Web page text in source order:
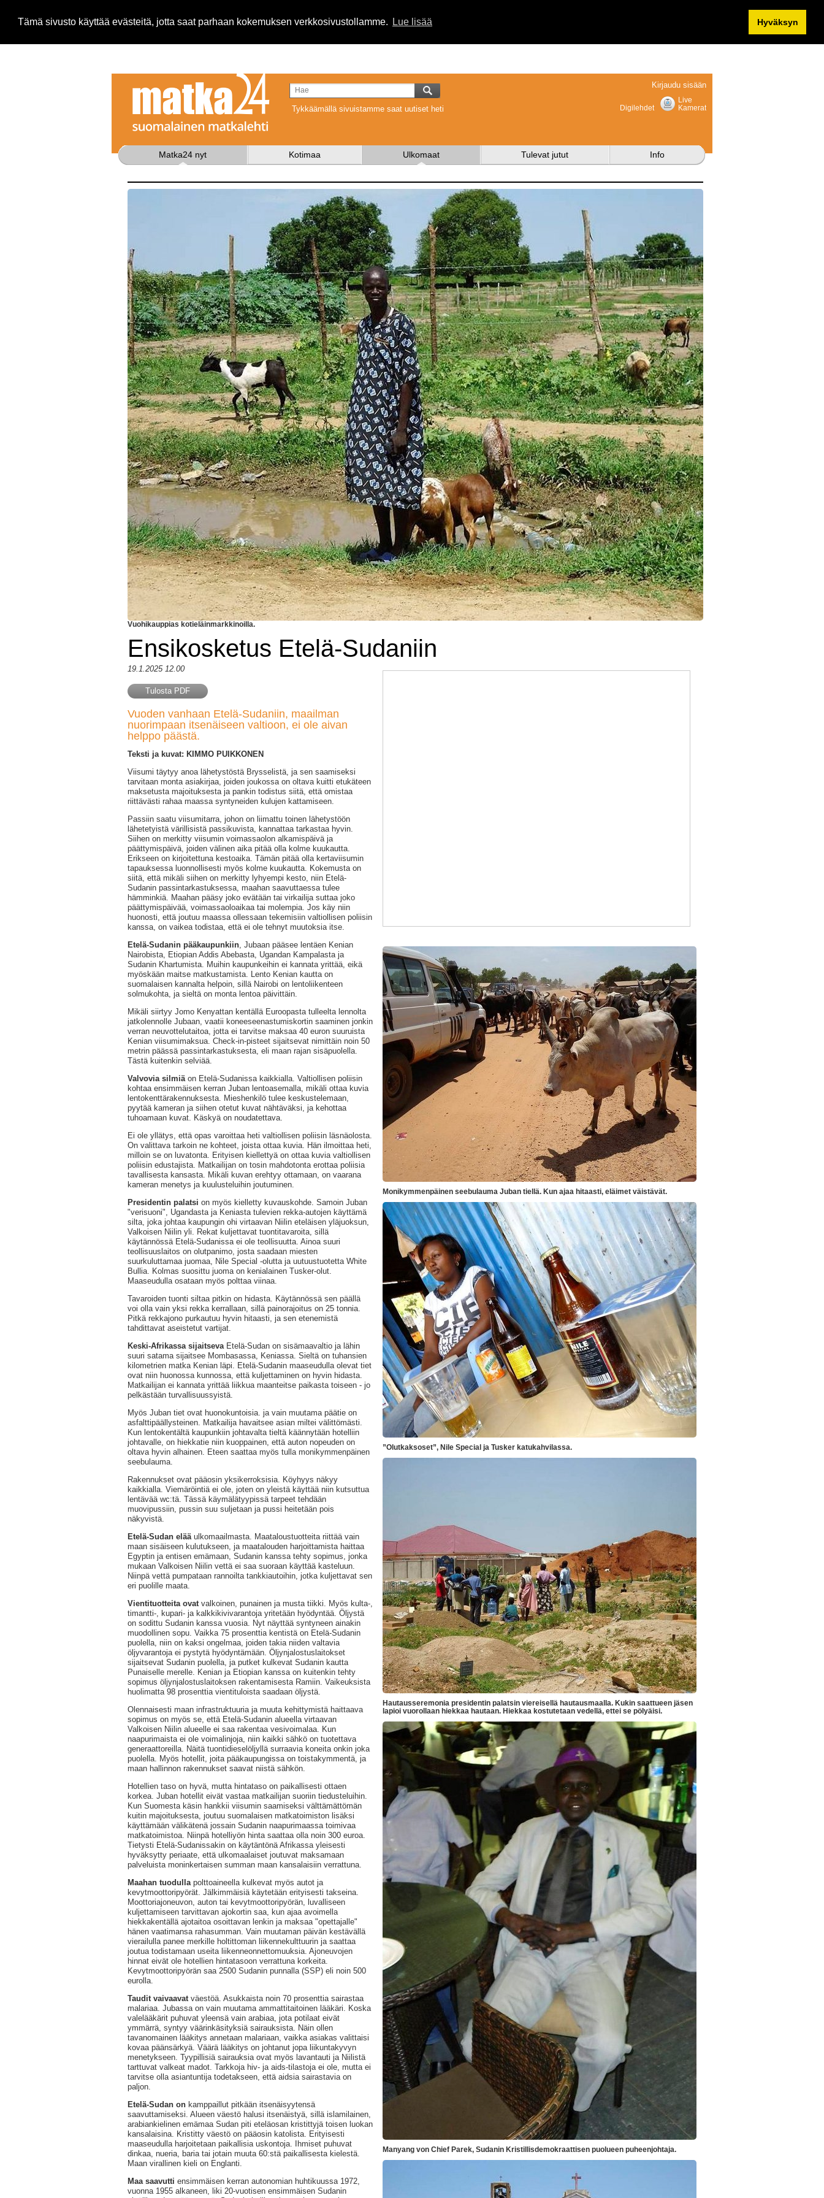
Tämä sivusto käyttää evästeitä, jotta saat parhaan kokemuksen verkkosivustollamme. Lue lisää Hyväksyn
Tykkäämällä sivuistamme saat uutiset heti
Kirjaudu sisään
Live
Kamerat
Digilehdet
Matka24 nyt Kotimaa Ulkomaat Tulevat jutut Info
Vuohikauppias kotieläinmarkkinoilla.
Ensikosketus Etelä-Sudaniin
19.1.2025 12.00
Tulosta PDF
Vuoden vanhaan Etelä-Sudaniin, maailman
nuorimpaan itsenäiseen valtioon, ei ole aivan
helppo päästä.
Teksti ja kuvat: KIMMO PUIKKONEN
Viisumi täytyy anoa lähetystöstä Brysselistä, ja sen saamiseksi
tarvitaan monta asiakirjaa, joiden joukossa on oltava kuitti etukäteen
maksetusta majoituksesta ja pankin todistus siitä, että omistaa
riittävästi rahaa maassa syntyneiden kulujen kattamiseen.
Passiin saatu viisumitarra, johon on liimattu toinen lähetystöön
lähetetyistä värillisistä passikuvista, kannattaa tarkastaa hyvin.
Siihen on merkitty viisumin voimassaolon alkamispäivä ja
päättymispäivä, joiden välinen aika pitää olla kolme kuukautta.
Erikseen on kirjoitettuna kestoaika. Tämän pitää olla kertaviisumin
tapauksessa luonnollisesti myös kolme kuukautta. Kokemusta on
siitä, että mikäli siihen on merkitty lyhyempi kesto, niin Etelä-
Sudanin passintarkastuksessa, maahan saavuttaessa tulee
hämminkiä. Maahan pääsy joko evätään tai virkailija suttaa joko
päättymispäivää, voimassaoloaikaa tai molempia. Jos käy niin
huonosti, että joutuu maassa ollessaan tekemisiin valtiollisen poliisin
kanssa, on vaikea todistaa, että ei ole tehnyt muutoksia itse.
Etelä-Sudanin pääkaupunkiin, Jubaan pääsee lentäen Kenian
Nairobista, Etiopian Addis Abebasta, Ugandan Kampalasta ja
Sudanin Khartumista. Muihin kaupunkeihin ei kannata yrittää, eikä
myöskään maitse matkustamista. Lento Kenian kautta on
suomalaisen kannalta helpoin, sillä Nairobi on lentoliikenteen
solmukohta, ja sieltä on monta lentoa päivittäin.
Mikäli siirtyy Jomo Kenyattan kentällä Euroopasta tulleelta lennolta
jatkolennolle Jubaan, vaatii koneeseenastumiskortin saaminen jonkin
verran neuvottelutaitoa, jotta ei tarvitse maksaa 40 euron suuruista
Kenian viisumimaksua. Check-in-pisteet sijaitsevat nimittäin noin 50
metrin päässä passintarkastuksesta, eli maan rajan sisäpuolella.
Tästä kuitenkin selviää.
Valvovia silmiäon Etelä-Sudanissa kaikkialla. Valtiollisen poliisin
kohtaa ensimmäisen kerran Juban lentoasemalla, mikäli ottaa kuvia
lentokenttärakennuksesta. Mieshenkilö tulee keskustelemaan,
pyytää kameran ja siihen otetut kuvat nähtäväksi, ja kehottaa
tuhoamaan kuvat. Käskyä on noudatettava.
Ei ole yllätys, että opas varoittaa heti valtiollisen poliisin läsnäolosta.
On valittava tarkoin ne kohteet, joista ottaa kuvia. Hän ilmoittaa heti,
milloin se on luvatonta. Erityisen kiellettyä on ottaa kuvia valtiollisen
poliisin edustajista. Matkailijan on tosin mahdotonta erottaa poliisia
tavallisesta kansasta. Mikäli kuvan erehtyy ottamaan, on vaarana
kameran menetys ja kuulusteluihin joutuminen.
Presidentin palatsi on myös kielletty kuvauskohde. Samoin Juban
"verisuoni", Ugandasta ja Keniasta tulevien rekka-autojen käyttämä
silta, joka johtaa kaupungin ohi virtaavan Niilin eteläisen yläjuoksun,
Valkoisen Niilin yli. Rekat kuljettavat tuontitavaroita, sillä
käytännössä Etelä-Sudanissa ei ole teollisuutta. Ainoa suuri
teollisuuslaitos on olutpanimo, josta saadaan miesten
suurkuluttamaa juomaa, Nile Special -olutta ja uutuustuotetta White
Bullia. Kolmas suosittu juoma on kenialainen Tusker-olut.
Maaseudulla osataan myös polttaa viinaa.
Tavaroiden tuonti siltaa pitkin on hidasta. Käytännössä sen päällä
voi olla vain yksi rekka kerrallaan, sillä painorajoitus on 25 tonnia.
Pitkä rekkajono purkautuu hyvin hitaasti, ja sen etenemistä
tahdittavat aseistetut vartijat.
Keski-Afrikassa sijaitsevaEtelä-Sudan on sisämaavaltio ja lähin
suuri satama sijaitsee Mombasassa, Keniassa. Sieltä on tuhansien
kilometrien matka Kenian läpi. Etelä-Sudanin maaseudulla olevat tiet
ovat niin huonossa kunnossa, että kuljettaminen on hyvin hidasta.
Matkailijan ei kannata yrittää liikkua maanteitse paikasta toiseen - jo
pelkästään turvallisuussyistä.
Myös Juban tiet ovat huonokuntoisia. ja vain muutama päätie on
asfalttipäällysteinen. Matkailija havaitsee asian miltei välittömästi.
Kun lentokentältä kaupunkiin johtavalta tieltä käännytään hotelliin
johtavalle, on hiekkatie niin kuoppainen, että auton nopeuden on
oltava hyvin alhainen. Eteen saattaa myös tulla monikymmenpäinen
seebulauma.
Rakennukset ovat pääosin yksikerroksisia. Köyhyys näkyy
kaikkialla. Viemäröintiä ei ole, joten on yleistä käyttää niin kutsuttua
lentävää wc:tä. Tässä käymälätyypissä tarpeet tehdään
muovipussiin, pussin suu suljetaan ja pussi heitetään pois
näkyvistä.
Etelä-Sudan elääulkomaailmasta. Maataloustuotteita riittää vain
maan sisäiseen kulutukseen, ja maatalouden harjoittamista haittaa
Egyptin ja entisen emämaan, Sudanin kanssa tehty sopimus, jonka
mukaan Valkoisen Niilin vettä ei saa suoraan käyttää kasteluun.
Niinpä vettä pumpataan rannoilta tankkiautoihin, jotka kuljettavat sen
eri puolille maata.
Vientituotteita ovat valkoinen, punainen ja musta tiikki. Myös kulta-,
timantti-, kupari- ja kalkkikivivarantoja yritetään hyödyntää. Öljystä
on sodittu Sudanin kanssa vuosia. Nyt näyttää syntyneen ainakin
muodollinen sopu. Vaikka 75 prosenttia kentistä on Etelä-Sudanin
puolella, niin on kaksi ongelmaa, joiden takia niiden valtavia
öljyvarantoja ei pystytä hyödyntämään. Öljynjalostuslaitokset
sijaitsevat Sudanin puolella, ja putket kulkevat Sudanin kautta
Punaiselle merelle. Kenian ja Etiopian kanssa on kuitenkin tehty
sopimus öljynjalostuslaitoksen rakentamisesta Ramiin. Vaikeuksista
huolimatta 98 prosenttia vientituloista saadaan öljystä.
Olennaisesti maan infrastruktuuria ja muuta kehittymistä haittaava
sopimus on myös se, että Etelä-Sudanin alueella virtaavan
Valkoisen Niilin alueelle ei saa rakentaa vesivoimalaa. Kun
naapurimaista ei ole voimalinjoja, niin kaikki sähkö on tuotettava
generaattoreilla. Näitä tuontidieselöljyllä surraavia koneita onkin joka
puolella. Myös hotellit, joita pääkaupungissa on toistakymmentä, ja
maan hallinnon rakennukset saavat niistä sähkön.
Hotellien taso on hyvä, mutta hintataso on paikallisesti ottaen
korkea. Juban hotellit eivät vastaa matkailijan suoriin tiedusteluihin.
Kun Suomesta käsin hankkii viisumin saamiseksi välttämättömän
kuitin majoituksesta, joutuu suomalaisen matkatoimiston lisäksi
käyttämään välikätenä jossain Sudanin naapurimaassa toimivaa
matkatoimistoa. Niinpä hotelliyön hinta saattaa olla noin 300 euroa.
Tietysti Etelä-Sudanissakin on käytäntönä Afrikassa yleisesti
hyväksytty periaate, että ulkomaalaiset joutuvat maksamaan
palveluista moninkertaisen summan maan kansalaisiin verrattuna.
Maahan tuodullapolttoaineella kulkevat myös autot ja
kevytmoottoripyörät. Jälkimmäisiä käytetään erityisesti takseina.
Moottoriajoneuvon, auton tai kevytmoottoripyörän, luvalliseen
kuljettamiseen tarvittavan ajokortin saa, kun ajaa avoimella
hiekkakentällä ajotaitoa osoittavan lenkin ja maksaa "opettajalle"
hänen vaatimansa rahasumman. Vain muutaman päivän kestävällä
vierailulla panee merkille holtittoman liikennekulttuurin ja saattaa
joutua todistamaan useita liikenneonnettomuuksia. Ajoneuvojen
hinnat eivät ole hotellien hintatasoon verrattuna korkeita.
Kevytmoottoripyörän saa 2500 Sudanin punnalla (SSP) eli noin 500
eurolla.
Taudit vaivaavatväestöä. Asukkaista noin 70 prosenttia sairastaa
malariaa. Jubassa on vain muutama ammattitaitoinen lääkäri. Koska
valelääkärit puhuvat yleensä vain arabiaa, jota potilaat eivät
ymmärrä, syntyy väärinkäsityksiä sairauksista. Näin ollen
tavanomainen lääkitys annetaan malariaan, vaikka asiakas valittaisi
kovaa päänsärkyä. Väärä lääkitys on johtanut jopa liikuntakyvyn
menetykseen. Tyypillisiä sairauksia ovat myös lavantauti ja Niilistä
tarttuvat valkeat madot. Tarkkoja hiv- ja aids-tilastoja ei ole, mutta ei
tarvitse olla asiantuntija todetakseen, että aidsia sairastavia on
paljon.
Etelä-Sudan onkamppaillut pitkään itsenäisyytensä
saavuttamiseksi. Alueen väestö halusi itsenäistyä, sillä islamilainen,
arabiankielinen emämaa Sudan piti eteläosan kristittyjä toisen luokan
kansalaisina. Kristitty väestö on pääosin katolista. Erityisesti
maaseudulla harjoitetaan paikallisia uskontoja. Ihmiset puhuvat
dinkaa, nueria, baria tai jotain muuta 60:stä paikallisesta kielestä.
Maan virallinen kieli on Englanti.
Maa saavutti ensimmäisen kerran autonomian huhtikuussa 1972,
vuonna 1955 alkaneen, liki 20-vuotisen ensimmäisen Sudanin
Monikymmenpäinen seebulauma Juban tiellä. Kun ajaa hitaasti, eläimet väistävät.
”Olutkaksoset”, Nile Special ja Tusker katukahvilassa.
Hautausseremonia presidentin palatsin viereisellä hautausmaalla. Kukin saattueen jäsen
lapioi vuorollaan hiekkaa hautaan. Hiekkaa kostutetaan vedellä, ettei se pölyäisi.
Manyang von Chief Parek, Sudanin Kristillisdemokraattisen puolueen puheenjohtaja.